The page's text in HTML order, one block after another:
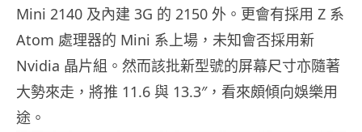
Mini 2140 及內建 3G 的 2150 外。更會有採用 Z 系
Atom 處理器的 Mini 系上場，未知會否採用新
Nvidia 晶片組。然而該批新型號的屏幕尺寸亦隨著
大勢來走，將推 11.6 與 13.3″，看來頗傾向娛樂用
途。